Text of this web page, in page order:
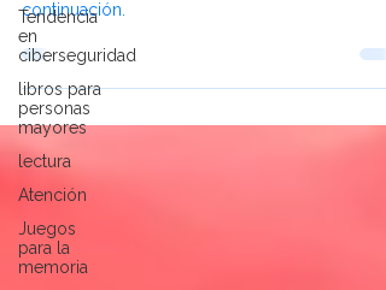
Tendencia
en
ciberseguridad
libros para
personas
mayores
lectura
Atención
Juegos
para la
memoria
La música tiene el poder de influir en nuestro
bienestar físico, emocional y mental. Lee más a
continuación.